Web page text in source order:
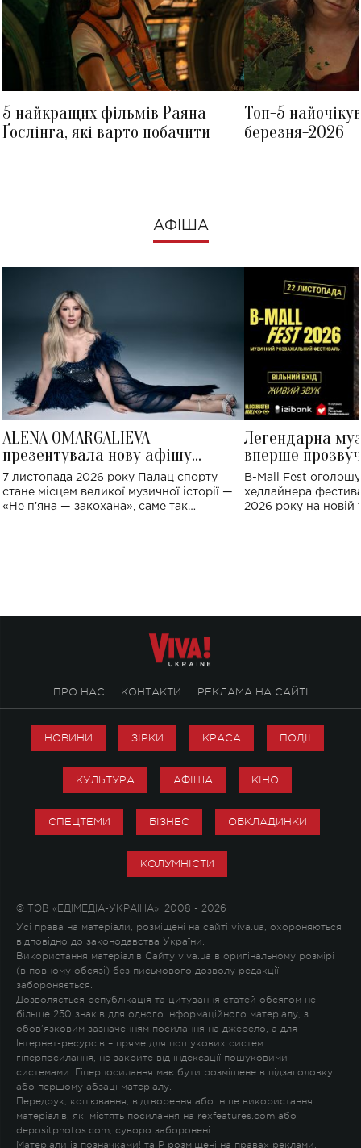
5 найкращих фільмів Раяна
Ґослінга, які варто побачити
Топ-5
березня-2026
АФІША
ALENA OMARGALIEVA
презентувала нову афішу
великого концерту в Палаці
спорту
7 листопада 2026 року Палац спорту
стане місцем великої музичної історії —
«Не пʼяна — закохана», саме так
Легендарна
вперше
Україні: де
B-Mall Fest
хедлайнера
2026 року на новій
ПРО НАС КОНТАКТИ РЕКЛАМА НА САЙТІ
НОВИНИ ЗІРКИ КРАСА ПОДІЇ
КУЛЬТУРА АФІША КІНО
СПЕЦТЕМИ БІЗНЕС ОБКЛАДИНКИ
КОЛУМНІСТИ
© ТОВ «ЕДІМЕДІА-УКРАЇНА», 2008 - 2026
Усі права на матеріали, розміщені на сайті viva.ua, охороняються
відповідно до законодавства України.
Використання матеріалів Сайту viva.ua в оригінальному розмірі
(в повному обсязі) без письмового дозволу редакції
забороняється.
Дозволяється републікація та цитування статей обсягом не
більше 250 знаків для одного інформаційного матеріалу, з
обов'язковим зазначенням посилання на джерело, а для
Інтернет-ресурсів – пряме для пошукових систем
гіперпосилання, не закрите від індексації пошуковими
системами. Гіперпосилання має бути розміщене в підзаголовку
або першому абзаці матеріалу.
Передрук, копіювання, відтворення або інше використання
матеріалів, які містять посилання на rexfeatures.com або
depositphotos.com, суворо заборонені.
Матеріали із позначками! та P розміщені на правах реклами.